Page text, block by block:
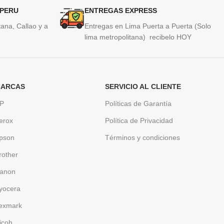
Callao y a
ENTREGAS EXPRESS
Entregas en Lima Puerta a Puerta (Solo
lima metropolitana) recibelo HOY
SERVICIO AL CLIENTE
Políticas de Garantía
Política de Privacidad
Términos y condiciones